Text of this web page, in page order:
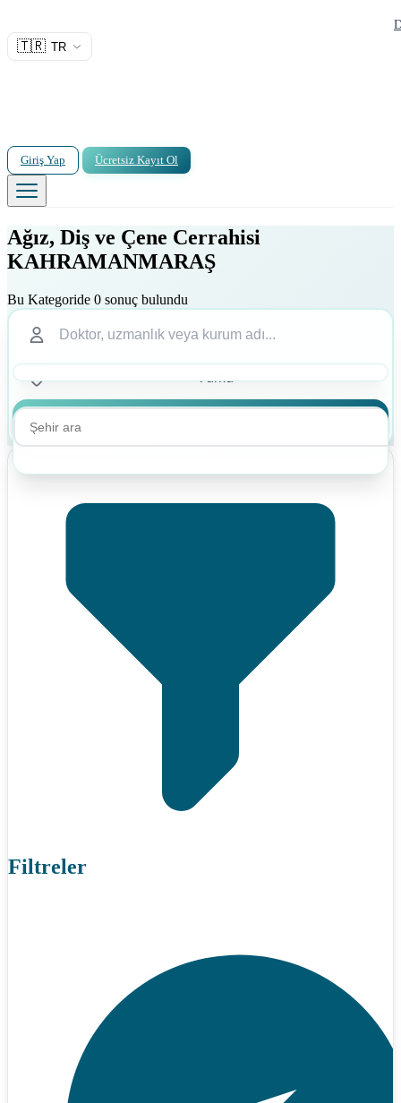
🇹🇷 TR
Giriş Yap Ücretsiz Kayıt Ol
Ağız, Diş ve Çene Cerrahisi
KAHRAMANMARAŞ
Bu Kategoride 0 sonuç bulundu
Filtreler